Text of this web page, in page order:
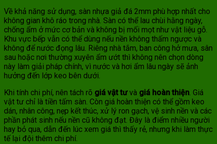
Về khả năng sử dụng, sàn nhựa giả đá 2mm phù hợp nhất cho
không gian khô ráo trong nhà. Sàn có thể lau chùi hằng ngày,
chống ẩm ở mức cơ bản và không bị mối mọt như vật liệu gỗ.
Khu vực bếp vẫn có thể dùng nếu nền không thấm ngược và
không để nước đọng lâu. Riêng nhà tắm, ban công hở mưa, sân
sau hoặc nơi thường xuyên ẩm ướt thì không nên chọn dòng
này làm giải pháp chính, vì nước và hơi ẩm lâu ngày sẽ ảnh
hưởng đến lớp keo bên dưới.
Khi tính chi phí, nên tách rõ giá vật tưvà giá hoàn thiện. Giá
vật tư chỉ là tiền tấm sàn. Còn giá hoàn thiện có thể gồm keo
dán, nhân công, nẹp kết thúc, xử lý ron gạch, vệ sinh nền và các
phần phát sinh nếu nền cũ không đạt. Đây là điểm nhiều người
hay bỏ qua, dẫn đến lúc xem giá thì thấy rẻ, nhưng khi làm thực
tế lại đội thêm chi phí.